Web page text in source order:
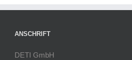
ANSCHRIFT
DETI GmbH